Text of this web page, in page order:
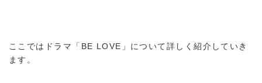
ここではドラマ「BE LOVE」について詳しく紹介していき
ます。